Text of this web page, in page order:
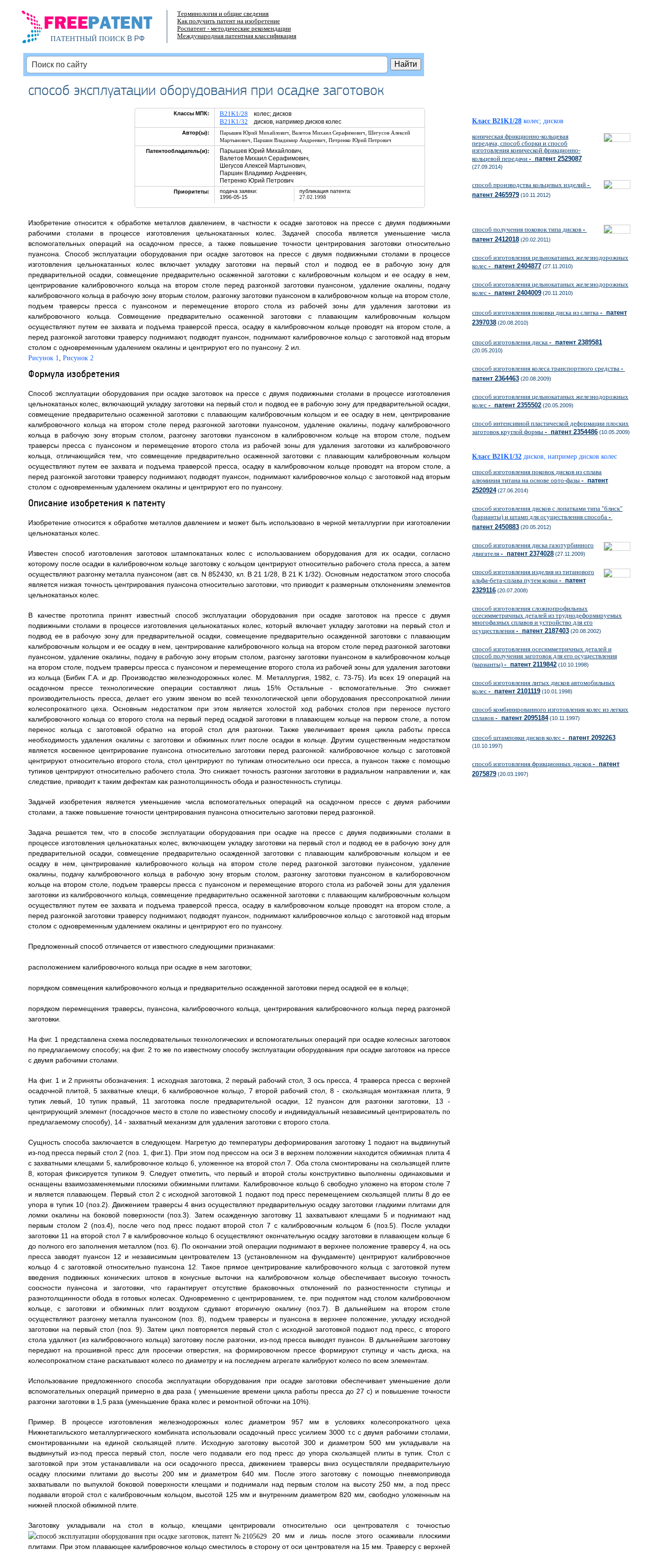
ПАТЕНТНЫЙ ПОИСКВ РФ
Терминология и общие сведения
Как получить патент на изобретение
Роспатент - методические рекомендации
Международная патентная классификация
способ эксплуатации оборудования при осадке заготовок
Классы МПК: B21K1/28 колес; дисков
B21K1/32 дисков, например дисков колес
Автор(ы): Парышев Юрий Михайлович, Валетов Михаил Серафимович, Шегусов Алексей
Мартынович, Паршин Владимир Андреевич, Петренко Юрий Петрович
Патентообладатель(и):
Парышев Юрий Михайлович,
Валетов Михаил Серафимович,
Шегусов Алексей Мартынович,
Паршин Владимир Андреевич,
Петренко Юрий Петрович
Приоритеты:
подача заявки:
1996-05-15
публикация патента:
27.02.1998
Изобретение относится к обработке металлов давлением, в частности к осадке заготовок на прессе с двумя подвижными
рабочими столами в процессе изготовления цельнокатанных колес. Задачей способа является уменьшение числа
вспомогательных операций на осадочном прессе, а также повышение точности центрирования заготовки относительно
пуансона. Способ эксплуатации оборудования при осадке заготовок на прессе с двумя подвижными столами в процессе
изготовления цельнокатанных колес включает укладку заготовки на первый стол и подвод ее в рабочую зону для
предварительной осадки, совмещение предварительно осаженной заготовки с калибровочным кольцом и ее осадку в нем,
центрирование калибровочного кольца на втором столе перед разгонкой заготовки пуансоном, удаление окалины, подачу
калибровочного кольца в рабочую зону вторым столом, разгонку заготовки пуансоном в калибровочном кольце на втором столе,
подъем траверсы пресса с пуансоном и перемещение второго стола из рабочей зоны для удаления заготовки из
калибровочного кольца. Совмещение предварительно осаженной заготовки с плавающим калибровочным кольцом
осуществляют путем ее захвата и подъема траверсой пресса, осадку в калибровочном кольце проводят на втором столе, а
перед разгонкой заготовки траверсу поднимают, подводят пуансон, поднимают калибровочное кольцо с заготовкой над вторым
столом с одновременным удалением окалины и центрируют его по пуансону. 2 ил.
Рисунок 1 Рисунок 2
Формула изобретения
Способ эксплуатации оборудования при осадке заготовок на прессе с двумя подвижными столами в процессе изготовления
цельнокатаных колес, включающий укладку заготовки на первый стол и подвод ее в рабочую зону для предварительной осадки,
совмещение предварительно осаженной заготовки с плавающим калибровочным кольцом и ее осадку в нем, центрирование
калибровочного кольца на втором столе перед разгонкой заготовки пуансоном, удаление окалины, подачу калибровочного
кольца в рабочую зону вторым столом, разгонку заготовки пуансоном в калибровочном кольце на втором столе, подъем
траверсы пресса с пуансоном и перемещение второго стола из рабочей зоны для удаления заготовки из калибровочного
кольца, отличающийся тем, что совмещение предварительно осаженной заготовки с плавающим калибровочным кольцом
осуществляют путем ее захвата и подъема траверсой пресса, осадку в калибровочном кольце проводят на втором столе, а
перед разгонкой заготовки траверсу поднимают, подводят пуансон, поднимают калибровочное кольцо с заготовкой над вторым
столом с одновременным удалением окалины и центрируют его по пуансону.
Описание изобретения к патенту
Изобретение относится к обработке металлов давлением и может быть использовано в черной металлургии при изготовлении
цельнокатаных колес.
Известен способ изготовления заготовок штампокатаных колес с использованием оборудования для их осадки, согласно
которому после осадки в калибровочном кольце заготовку с кольцом центрируют относительно рабочего стола пресса, а затем
осуществляют разгонку металла пуансоном (авт. св. N 852430, кл. B 21 1/28, B 21 K 1/32). Основным недостатком этого способа
является низкая точность центрирования пуансона относительно заготовки, что приводит к размерным отклонениям элементов
цельнокатаных колес.
В качестве прототипа принят известный способ эксплуатации оборудования при осадке заготовок на прессе с двумя
подвижными столами в процессе изготовления цельнокатаных колес, который включает укладку заготовки на первый стол и
подвод ее в рабочую зону для предварительной осадки, совмещение предварительно осажденной заготовки с плавающим
калибровочным кольцом и ее осадку в нем, центрирование калибровочного кольца на втором столе перед разгонкой заготовки
пуансоном, удаление окалины, подачу в рабочую зону вторым столом, разгонку заготовки пуансоном в калибровочном кольце
на втором столе, подъем траверсы пресса с пуансоном и перемещение второго стола из рабочей зоны для удаления заготовки
из кольца (Бибик Г.А. и др. Производство железнодорожных колес. М. Металлургия, 1982, с. 73-75). Из всех 19 операций на
осадочном прессе технологические операции составляют лишь 15% Остальные - вспомогательные. Это снижает
производительность пресса, делает его узким звеном во всей технологической цепи оборудования прессопрокатной линии
колесопрокатного цеха. Основным недостатком при этом является холостой ход рабочих столов при переносе пустого
калибровочного кольца со второго стола на первый перед осадкой заготовки в плавающем кольце на первом столе, а потом
перенос кольца с заготовкой обратно на второй стол для разгонки. Также увеличивает время цикла работы пресса
необходимость удаления окалины с заготовки и обжимных плит после осадки в кольце. Другим существенным недостатком
является косвенное центрирование пуансона относительно заготовки перед разгонкой: калибровочное кольцо с заготовкой
центрируют относительно второго стола, стол центрируют по тупикам относительно оси пресса, а пуансон также с помощью
тупиков центрируют относительно рабочего стола. Это снижает точность разгонки заготовки в радиальном направлении и, как
следствие, приводит к таким дефектам как разнотолщинность обода и разностенность ступицы.
Задачей изобретения является уменьшение числа вспомогательных операций на осадочном прессе с двумя рабочими
столами, а также повышение точности центрирования пуансона относительно заготовки перед разгонкой.
Задача решается тем, что в способе эксплуатации оборудования при осадке на прессе с двумя подвижными столами в
процессе изготовления цельнокатаных колес, включающем укладку заготовки на первый стол и подвод ее в рабочую зону для
предварительной осадки, совмещение предварительно осажденной заготовки с плавающим калибровочным кольцом и ее
осадку в нем, центрирование калибровочного кольца на втором столе перед разгонкой заготовки пуансоном, удаление
окалины, подачу калибровочного кольца в рабочую зону вторым столом, разгонку заготовки пуансоном в калиборовочном
кольце на втором столе, подъем траверсы пресса с пуансоном и перемещение второго стола из рабочей зоны для удаления
заготовки из калибровочного кольца, совмещение предварительно осаженной заготовки с плавающим калибровочным кольцом
осуществляют путем ее захвата и подъема траверсой пресса, осадку в калибровочном кольце проводят на втором столе, а
перед разгонкой заготовки траверсу поднимают, подводят пуансон, поднимают калибровочное кольцо с заготовкой над вторым
столом с одновременным удалением окалины и центрируют его по пуансону.
Предложенный способ отличается от известного следующими признаками:
расположением калибровочного кольца при осадке в нем заготовки;
порядком совмещения калибровочного кольца и предварительно осажденной заготовки перед осадкой ее в кольце;
порядком перемещения траверсы, пуансона, калибровочного кольца, центрирования калибровочного кольца перед разгонкой
заготовки.
На фиг. 1 представлена схема последовательных технологических и вспомогательных операций при осадке колесных заготовок
по предлагаемому способу; на фиг. 2 то же по известному способу эксплуатации оборудования при осадке заготовок на прессе
с двумя рабочими столами.
На фиг. 1 и 2 приняты обозначения: 1 исходная заготовка, 2 первый рабочий стол, 3 ось пресса, 4 траверса пресса с верхней
осадочной плитой, 5 захватные клещи, 6 калибровочное кольцо, 7 второй рабочий стол, 8 - скользящая монтажная плита, 9
тупик левый, 10 тупик правый, 11 заготовка после предварительной осадки, 12 пуансон для разгонки заготовки, 13 -
центрирующий элемент (посадочное место в столе по известному способу и индивидуальный независимый центрирователь по
предлагаемому способу), 14 - захватный механизм для удаления заготовки с второго стола.
Сущность способа заключается в следующем. Нагретую до температуры деформирования заготовку 1 подают на выдвинутый
из-под пресса первый стол 2 (поз. 1, фиг.1). При этом под прессом на оси 3 в верхнем положении находится обжимная плита 4
с захватными клещами 5, калибровочное кольцо 6, уложенное на второй стол 7. Оба стола смонтированы на скользящей плите
8, которая фиксируется тупиком 9. Следует отметить, что первый и второй столы конструктивно выполнены одинаковыми и
оснащены взаимозаменяемыми плоскими обжимными плитами. Калибровочное кольцо 6 свободно уложено на втором столе 7
и является плавающем. Первый стол 2 с исходной заготовкой 1 подают под пресс перемещением скользящей плиты 8 до ее
упора в тупик 10 (поз.2). Движением траверсы 4 вниз осуществляют предварительную осадку заготовки гладкими плитами для
ломки окалины на боковой поверхности (поз.3). Затем осажденную заготовку 11 захватывают клещами 5 и поднимают над
первым столом 2 (поз.4), после чего под пресс подают второй стол 7 с калибровочным кольцом 6 (поз.5). После укладки
заготовки 11 на второй стол 7 в калибровочное кольцо 6 осуществляют окончательную осадку заготовки в плавающем кольце 6
до полного его заполнения металлом (поз. 6). По окончании этой операции поднимают в верхнее положение траверсу 4, на ось
пресса заводят пуансон 12 и независимым центрователем 13 (установленном на фундаменте) центрируют калибровочное
кольцо 4 с заготовкой относительно пуансона 12. Такое прямое центрирование калибровочного кольца с заготовкой путем
введения подвижных конических штоков в конусные выточки на калибровочном кольце обеспечивает высокую точность
соосности пуансона и заготовки, что гарантирует отсутствие браковочных отклонений по разностенности ступицы и
разнотолщинности обода в готовых колесах. Одновременно с центрированием, т.е. при поднятом над столом калибровочном
кольце, с заготовки и обжимных плит воздухом сдувают вторичную окалину (поз.7). В дальнейшем на втором столе
осуществляют разгонку металла пуансоном (поз. 8), подъем траверсы и пуансона в верхнее положение, укладку исходной
заготовки на первый стол (поз. 9). Затем цикл повторяется первый стол с исходной заготовкой подают под пресс, с второго
стола удаляют (из калибровочного кольца) заготовку после разгонки, из-под пресса выводят пуансон. В дальнейшем заготовку
передают на прошивной пресс для просечки отверстия, на формировочном прессе формируют ступицу и часть диска, на
колесопрокатном стане раскатывают колесо по диаметру и на последнем агрегате калибруют колесо по всем элементам.
Использование предложенного способа эксплуатации оборудования при осадке заготовки обеспечивает уменьшение доли
вспомогательных операций примерно в два раза ( уменьшение времени цикла работы пресса до 27 с) и повышение точности
разгонки заготовки в 1,5 раза (уменьшение брака колес и ремонтной обточки на 10%).
Пример. В процессе изготовления железнодорожных колес диаметром 957 мм в условиях колесопрокатного цеха
Нижнетагильского металлургического комбината использовали осадочный пресс усилием 3000 т.с с двумя рабочими столами,
смонтированными на единой скользящей плите. Исходную заготовку высотой 300 и диаметром 500 мм укладывали на
выдвинутый из-под пресса первый стол, после чего подавали его под пресс до упора скользящей плиты в тупик. Стол с
заготовкой при этом устанавливали на оси осадочного пресса, движением траверсы вниз осуществляли предварительную
осадку плоскими плитами до высоты 200 мм и диаметром 640 мм. После этого заготовку с помощью пневмопривода
захватывали по выпуклой боковой поверхности клещами и поднимали над первым столом на высоту 250 мм, а под пресс
подавали второй стол с калибровочным кольцом, высотой 125 мм и внутренним диаметром 820 мм, свободно уложенным на
нижней плоской обжимной плите.
Заготовку укладывали на стол в кольцо, клещами центрировали относительно оси центрователя с точностью
20 мм и лишь после этого осаживали плоскими
плитами. При этом плавающее калибровочное кольцо сместилось в сторону от оси центрователя на 15 мм. Траверсу с верхней
Класс B21K1/28 колес; дисков
коническая фрикционно-кольцевая
передача, способ сборки и способ
изготовления конической фрикционно-
кольцевой передачи - патент 2529087
(27.09.2014)
способ производства кольцевых изделий -
патент 2465979 (10.11.2012)
способ получения поковок типа дисков -
патент 2412018 (20.02.2011)
способ изготовления цельнокатаных железнодорожных
колес - патент 2404877 (27.11.2010)
способ изготовления цельнокатаных железнодорожных
колес - патент 2404009 (20.11.2010)
способ изготовления поковки диска из слитка - патент
2397038 (20.08.2010)
способ изготовления диска - патент 2389581
(20.05.2010)
способ изготовления колеса транспортного средства -
патент 2364463 (20.08.2009)
способ изготовления цельнокатаных железнодорожных
колес - патент 2355502 (20.05.2009)
способ интенсивной пластической деформации плоских
заготовок круглой формы - патент 2354486 (10.05.2009)
Класс B21K1/32 дисков, например дисков колес
способ изготовления поковок дисков из сплава
алюминия титана на основе орто-фазы - патент
2520924(27.06.2014)
способ изготовления дисков с лопатками типа "блиск"
(bарианты) и штамп для осуществления способа -
патент 2450883 (20.05.2012)
способ изготовления диска газотурбинного
двигателя - патент 2374028 (27.11.2009)
способ изготовления изделия из титанового
альфа-бета-сплава путем ковки - патент
2329116 (20.07.2008)
способ изготовления сложнопрофильных
осесимметричных деталей из труднодеформируемых
многофазных сплавов и устройство для его
осуществления - патент 2187403 (20.08.2002)
способ изготовления осесимметричных деталей и
способ получения заготовок для его осуществления
(варианты) - патент 2119842 (10.10.1998)
способ изготовления литых дисков автомобильных
колес - патент 2101119 (10.01.1998)
способ комбинированного изготовления колес из легких
сплавов - патент 2095184(10.11.1997)
способ штамповки дисков колес - патент 2092263
(10.10.1997)
способ изготовления фрикционных дисков - патент
2075879 (20.03.1997)